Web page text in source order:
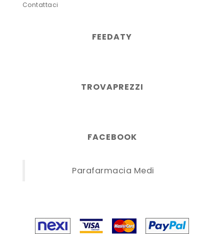
Contattaci
FEEDATY
TROVAPREZZI
FACEBOOK
Parafarmacia Medi